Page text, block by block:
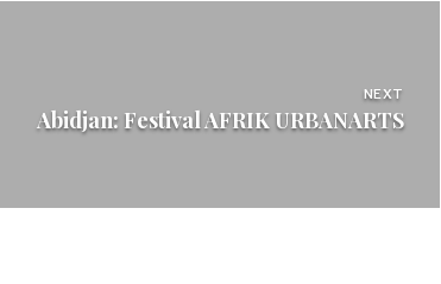
NEXT
Abidjan: Festival AFRIK URBANARTS